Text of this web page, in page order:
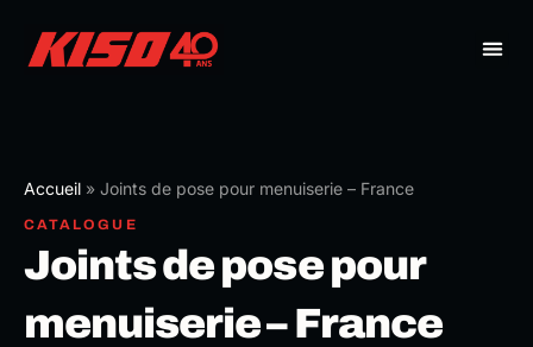
contenu
Accueil » Joints de pose pour menuiserie – France
CATALOGUE
Joints de pose pour
menuiserie – France